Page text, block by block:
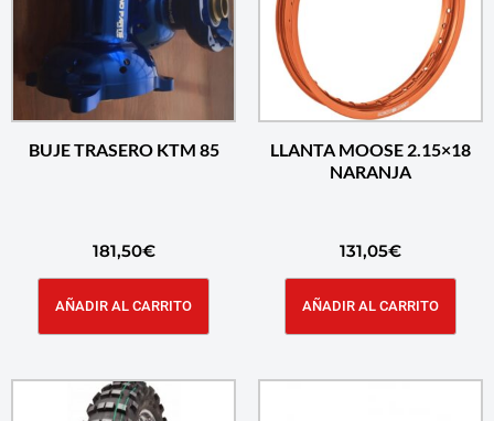
BUJE TRASERO KTM 85
181,50€
AÑADIR AL CARRITO
LLANTA MOOSE 2.15×18
NARANJA
131,05€
AÑADIR AL CARRITO